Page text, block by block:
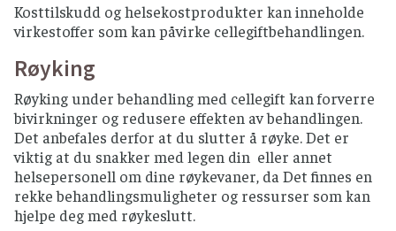
Kosttilskudd og helsekostprodukter kan inneholde
virkestoffer som kan påvirke cellegiftbehandlingen.
Røyking
Røyking under behandling med cellegift kan forverre
bivirkninger og redusere effekten av behandlingen.
Det anbefales derfor at du slutter å røyke. Det er
viktig at du snakker med legen din eller annet
helsepersonell om dine røykevaner, da Det finnes en
rekke behandlingsmuligheter og ressurser som kan
hjelpe deg med røykeslutt.